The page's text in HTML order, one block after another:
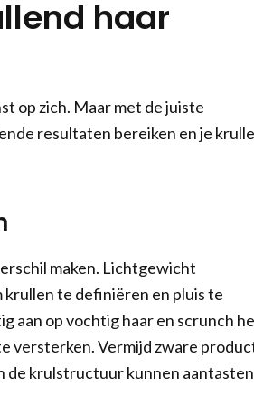
haar
op zich. Maar met de juiste
resultaten bereiken en je
maken. Lichtgewicht
krullen te definiëren en pluis te
aan op vochtig haar en scrunch
versterken. Vermijd zware
de krulstructuur kunnen